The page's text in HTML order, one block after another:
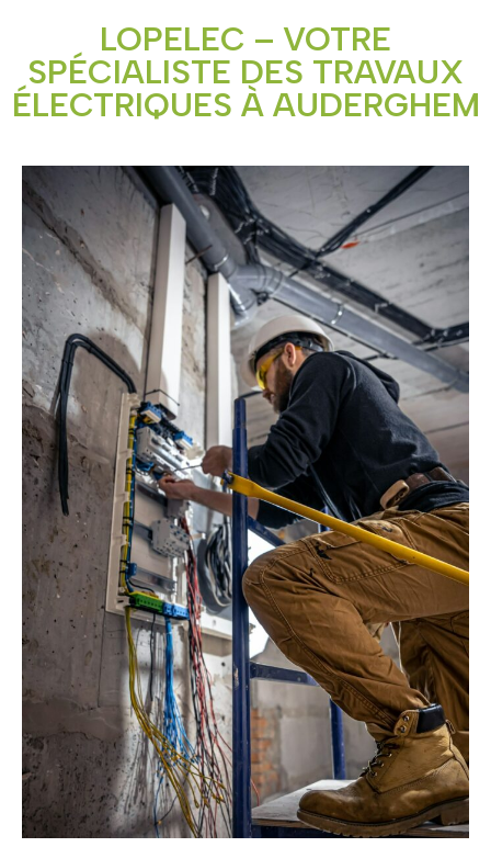
LOPELEC – VOTRE
SPÉCIALISTE DES TRAVAUX
ÉLECTRIQUES À AUDERGHEM